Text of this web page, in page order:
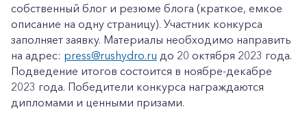
+7-800-700-24-57
Частным клиентам
Корпоративным клиентам
собственный блог и резюме блога (краткое, емкое
описание на одну страницу). Участник конкурса
заполняет заявку. Материалы необходимо направить
на адрес: press@rushydro.ru до 20 октября 2023 года.
Подведение итогов состоится в ноябре-декабре
2023 года. Победители конкурса награждаются
дипломами и ценными призами.